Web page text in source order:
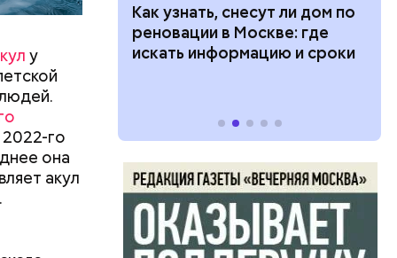
у
го
она
акул
тысяч
кто может
нужны
Как узнать, снесут ли дом по
реновации в Москве: где
искать информацию и сроки